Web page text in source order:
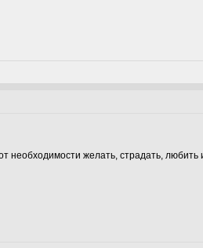
необходимости желать, страдать,